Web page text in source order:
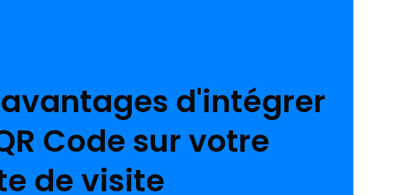
avantages d'intégrer
Code sur votre
de visite